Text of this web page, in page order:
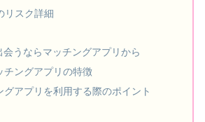
リスク詳細
会うならマッチングアプリから
チングアプリの特徴
グアプリを利用する際のポイント